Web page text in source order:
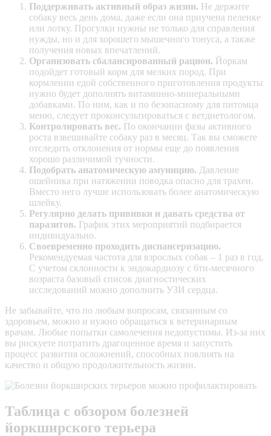
Поддерживать активный образ жизни. Не держите
собаку весь день дома, даже если она приучена пеленке
или лотку. Прогулки нужны не только для справления
нужды, но и для хорошего мышечного тонуса, а также
получения новых впечатлений.
Организовать сбалансированный рацион. Йоркам
подойдет готовый корм для мелких пород. При
кормлении едой собственного приготовления продукты
нужно будет дополнять витаминно-минеральными
добавками. По ним, как и по безопасному для питомца
меню, следует проконсультироваться с ветдиетологом.
Контролировать вес. По окончании фазы активного
роста взвешивайте собаку раз в месяц. Так вы сможете
отследить отклонения от нормы еще до появления
хорошо различимой тучности.
Подобрать анатомическую амуницию. Давление
ошейника при натяжении поводка опасно для трахеи.
Вместо него лучше использовать более анатомическую
шлейку.
Регулярно делать прививки и давать средства от
паразитов. График этих мероприятий подбирается
индивидуально.
Своевременно проходить диспансеризацию.
Рекомендуемая частота для взрослых собак – 1 раз в год.
С учетом склонности к эндокардиозу с 6ти-месячного
возраста базовый список диагностических
исследований можно дополнить УЗИ сердца.
Не забывайте, что по любым вопросам, связанным со
здоровьем, можно и нужно обращаться к ветеринарным
врачам. Любые попытки самолечения недопустимы. Из-за них
вы рискуете потратить драгоценное время и запустить
процесс развития осложнений, способных повлиять на
качество и общую продолжительность жизни.
Таблица с обзором болезней
йоркширского терьера